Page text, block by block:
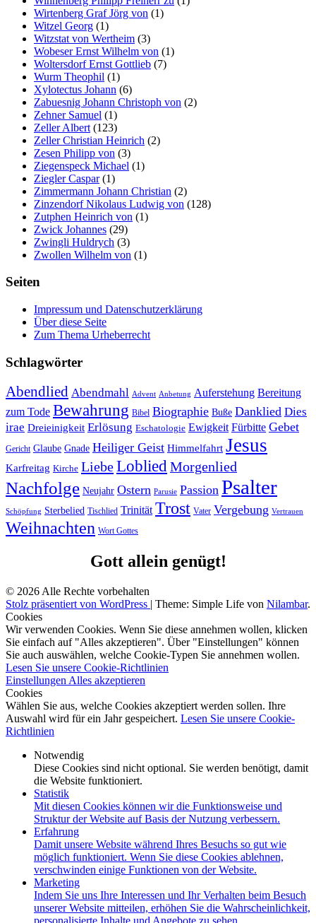
Wirtenberg Graf Jörg von (1)
Witzel Georg (1)
Witzstat von Wertheim (3)
Wobeser Ernst Wilhelm von (1)
Woltersdorf Ernst Gottlieb (7)
Wurm Theophil (1)
Xylotectus Johann (6)
Zabuesnig Johann Christoph von (2)
Zehner Samuel (1)
Zeller Albert (123)
Zeller Christian Heinrich (2)
Zesen Philipp von (3)
Ziegenspeck Michael (1)
Ziegler Caspar(1)
Zimmermann Johann Christian (2)
Zinzendorf Nikolaus Ludwig von (128)
Zutphen Heinrich von (1)
Zwick Johannes (29)
Zwingli Huldrych (3)
Zwollen Wilhelm von (1)
Seiten
Impressum und Datenschutzerklärung
Über diese Seite
Zum Thema Urheberrecht
Schlagwörter
Abendlied Abendmahl Advent Anbetung Auferstehung Bereitung
zum Tode Bewahrung Bibel Biographie Buße Danklied Dies
irae Dreieinigkeit Erlösung Eschatologie Ewigkeit Fürbitte Gebet
Gericht Glaube Gnade Heiliger Geist Himmelfahrt Jesus
Karfreitag Kirche LiebeLobliedMorgenlied
Nachfolge Neujahr Ostern Parusie Passion Psalter
Schöpfung Sterbelied Tischlied Trinität Trost Vater Vergebung Vertrauen
Weihnachten Wort Gottes
Gott allein genügt!
© 2026 Alle Rechte vorbehalten
Stolz präsentiert von WordPress | Theme: Simple Life von Nilambar.
Cookies
Wir verwenden Cookies. Wenn Sie diese annehmen wollen, klicken
Sie einfach auf "Alles akzeptieren". Über "Einstellungen" können
Sie auch auswählen, welche Cookie-Typen Sie annehmen wollen.
Lesen Sie unsere Cookie-Richtlinien
Einstellungen Alles akzeptieren
Cookies
Wählen Sie aus, welche Cookies akzeptiert werden sollen. Ihre
Auswahl wird für ein Jahr gespeichert. Lesen Sie unsere Cookie-
Richtlinien
Notwendig
Diese Cookies sind nicht optional. Sie werden benötigt, damit
die Website funktioniert.
Statistik
Mit diesen Cookies können wir die Funktionsweise und
Struktur der Website auf Basis der Nutzung verbessern.
Erfahrung
Damit unsere Website während Ihres Besuchs so gut wie
möglich funktioniert. Wenn Sie diese Cookies ablehnen,
verschwinden einige Funktionen von der Website.
Marketing
Indem Sie uns Ihre Interessen und Ihr Verhalten beim Besuch
unserer Website mitteilen, erhöhen Sie die Wahrscheinlichkeit,